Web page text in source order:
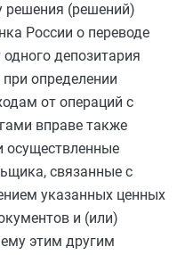
решения (решений)
России о переводе
депозитария
определении
от операций с
вправе также
осуществленные
связанные с
указанных ценных
и (или)
этим другим